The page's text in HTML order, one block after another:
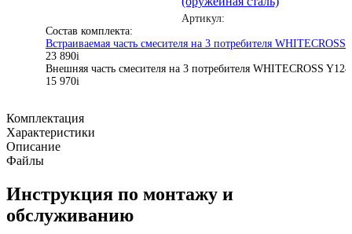
Артикул:
Состав комплекта:
Встраиваемая часть смесителя на 3 потребителя WHITECROSS
23 890i
Внешняя часть смесителя на 3 потребителя WHITECROSS
15 970i
Комплектация
Характеристики
Описание
Файлы
Инструкция по монтажу и
обслуживанию